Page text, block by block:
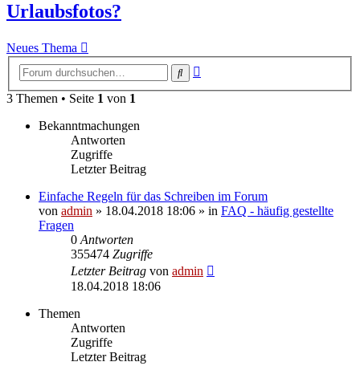
Urlaubsfotos?
Neues Thema
Suche
3 Themen • Seite 1 von 1
Bekanntmachungen
Antworten
Zugriffe
Letzter Beitrag
Einfache Regeln für das Schreiben im Forum
von admin » 18.04.2018 18:06 » in FAQ - häufig gestellte
Fragen
0 Antworten
355474 Zugriffe
Letzter Beitrag von admin
18.04.2018 18:06
Themen
Antworten
Zugriffe
Letzter Beitrag